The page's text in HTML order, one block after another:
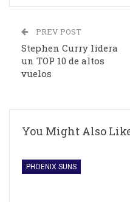
PREV POST
Stephen Curry lidera
un TOP 10 de altos
vuelos
You Might Also
PHOENIX SUNS